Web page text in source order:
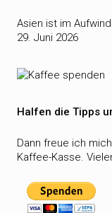
Asien ist im
29. Juni 2026
Halfen die Tipps
Dann freue ich
Kaffee-Kasse.